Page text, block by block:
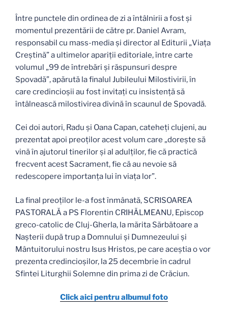
Între punctele din ordinea de zi a întâlnirii a fost şi
momentul prezentării de către pr. Daniel Avram,
responsabil cu mass-media şi director al Editurii „Viaţa
Creştină” a ultimelor apariţii editoriale, între carte
volumul „99 de întrebări și răspunsuri despre
Spovadă”, apărută la finalul Jubileului Milostivirii, în
care credincioșii au fost invitați cu insistență să
întâlnească milostivirea divină în scaunul de Spovadă.
Cei doi autori, Radu și Oana Capan, cateheți clujeni, au
prezentat apoi preoţilor acest volum care „dorește să
vină în ajutorul tinerilor și al adulților, fie că practică
frecvent acest Sacrament, fie că au nevoie să
redescopere importanța lui în viața lor”.
La final preoţilor le-a fost înmânată, SCRISOAREA
PASTORALĂ a PS Florentin CRIHĂLMEANU, Episcop
greco-catolic de Cluj-Gherla, la mărita Sărbătoare a
Naşterii după trup a Domnului şi Dumnezeului şi
Mântuitorului nostru Isus Hristos, pe care aceştia o vor
prezenta credincioşilor, la 25 decembrie în cadrul
Sfintei Liturghii Solemne din prima zi de Crăciun.
Click aici pentru albumul foto